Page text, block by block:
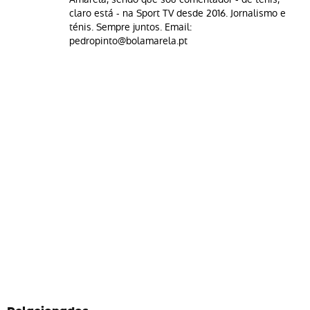
claro está - na Sport TV desde 2016. Jornalismo e
ténis. Sempre juntos. Email:
pedropinto@bolamarela.pt